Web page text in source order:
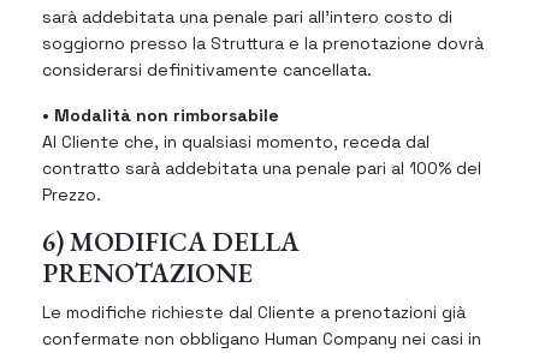
sarà addebitata una penale pari all’intero costo di
soggiorno presso la Struttura e la prenotazione dovrà
considerarsi definitivamente cancellata.
• Modalità non rimborsabile
Al Cliente che, in qualsiasi momento, receda dal
contratto sarà addebitata una penale pari al 100% del
Prezzo.
6) MODIFICA DELLA
PRENOTAZIONE
Le modifiche richieste dal Cliente a prenotazioni già
confermate non obbligano Human Company nei casi in